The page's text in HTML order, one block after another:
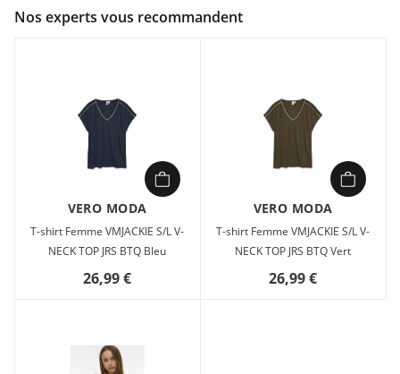
ce top ne fait pas exception. Portez-le avec une veste par-
dessus, un jean mom décontracté et des bottes épaisses, et
vous obtiendrez un look décontracté et cool de tous les jours.
Type d'article : Top Col : Col rond Manches : Sans manches
Détails : Détail pailleté Coupe : Regular Fit
Nos experts vous recommandent
VERO MODA
T-shirt Femme VMJACKIE S/L V-
NECK TOP JRS BTQ Bleu
26,99 €
VERO MODA
T-shirt Femme VMJACKIE S/L V-
NECK TOP JRS BTQ Vert
26,99 €